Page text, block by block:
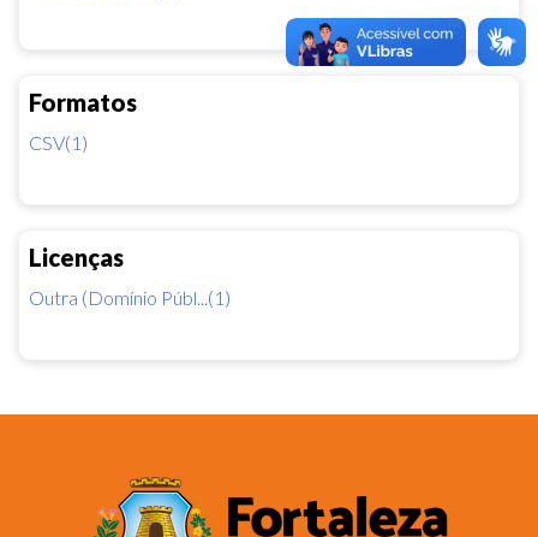
Formatos
CSV(1)
Licenças
Outra (Domínio Públ...(1)